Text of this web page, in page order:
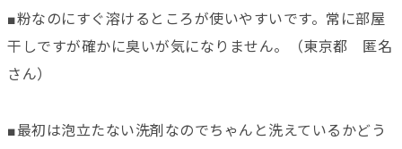
■粉なのにすぐ溶けるところが使いやすいです。常に部屋
干しですが確かに臭いが気になりません。（東京都 匿名
さん）
■最初は泡立たない洗剤なのでちゃんと洗えているかどう